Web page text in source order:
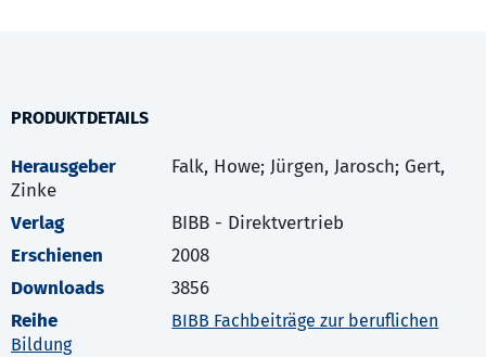
PRODUKTDETAILS
Herausgeber
Falk, Howe; Jürgen, Jarosch; Gert,
Zinke
Verlag
BIBB - Direktvertrieb
Erschienen
2008
Downloads
3856
Reihe
BIBB Fachbeiträge zur beruflichen
Bildung